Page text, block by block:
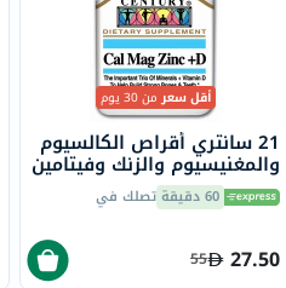
أقل سعرمن 30 يوم
21 سانتري أقراص الكالسيوم
والمغنيسيوم والزنك وفيتامين
د للعظام والأسنان حزمة من
90 60 دقيقة تصلك في
27.50
55